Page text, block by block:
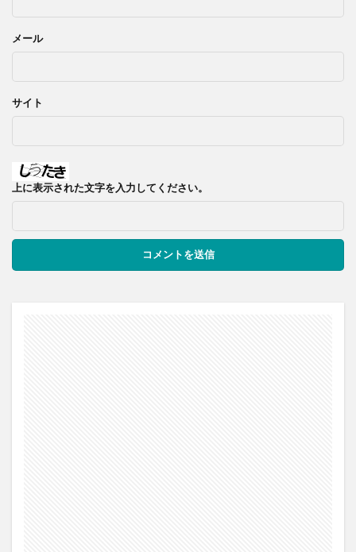
メール
サイト
上に表示された文字を入力してください。